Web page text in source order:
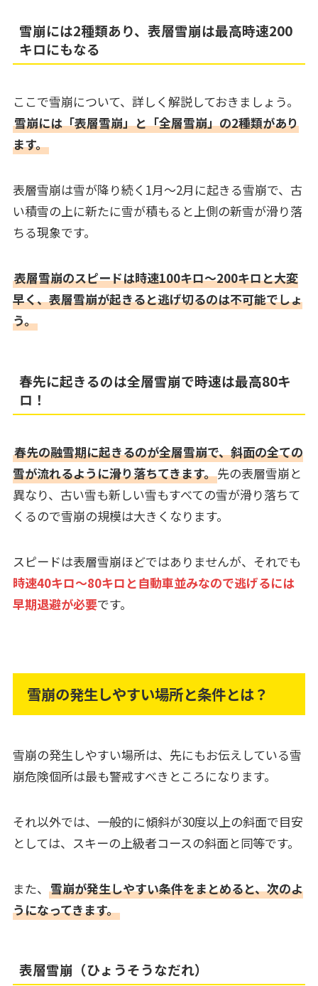
雪崩には2種類あり、表層雪崩は最高時速200
キロにもなる
ここで雪崩について、詳しく解説しておきましょう。
雪崩には「表層雪崩」と「全層雪崩」の2種類があり
ます。
表層雪崩は雪が降り続く1月～2月に起きる雪崩で、古
い積雪の上に新たに雪が積もると上側の新雪が滑り落
ちる現象です。
表層雪崩のスピードは時速100キロ～200キロと大変
早く、表層雪崩が起きると逃げ切るのは不可能でしょ
う。
春先に起きるのは全層雪崩で時速は最高80キ
ロ！
春先の融雪期に起きるのが全層雪崩で、斜面の全ての
雪が流れるように滑り落ちてきます。先の表層雪崩と
異なり、古い雪も新しい雪もすべての雪が滑り落ちて
くるので雪崩の規模は大きくなります。
スピードは表層雪崩ほどではありませんが、それでも
時速40キロ～80キロと自動車並みなので逃げるには
早期退避が必要です。
雪崩の発生しやすい場所と条件とは？
雪崩の発生しやすい場所は、先にもお伝えしている雪
崩危険個所は最も警戒すべきところになります。
それ以外では、一般的に傾斜が30度以上の斜面で目安
としては、スキーの上級者コースの斜面と同等です。
また、 雪崩が発生しやすい条件をまとめると、次のよ
うになってきます。
表層雪崩（ひょうそうなだれ）